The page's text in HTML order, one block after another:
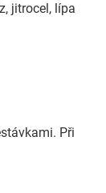
jitrocel, lípa
Při